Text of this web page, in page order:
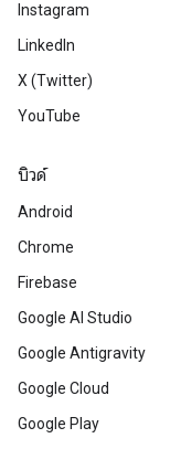
Instagram
LinkedIn
X (Twitter)
YouTube
บิวด์
Android
Chrome
Firebase
Google AI Studio
Google Antigravity
Google Cloud
Google Play